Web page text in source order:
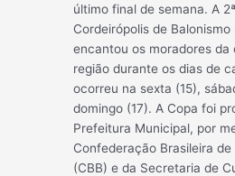
último final de semana. A
Cordeirópolis de
encantou os moradores da
região durante os dias de
ocorreu na sexta (15),
domingo (17). A Copa foi
Prefeitura Municipal, por
Confederação Brasileira de
(CBB) e da Secretaria de